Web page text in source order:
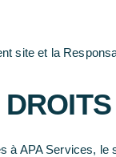
site et la
à APA Services,